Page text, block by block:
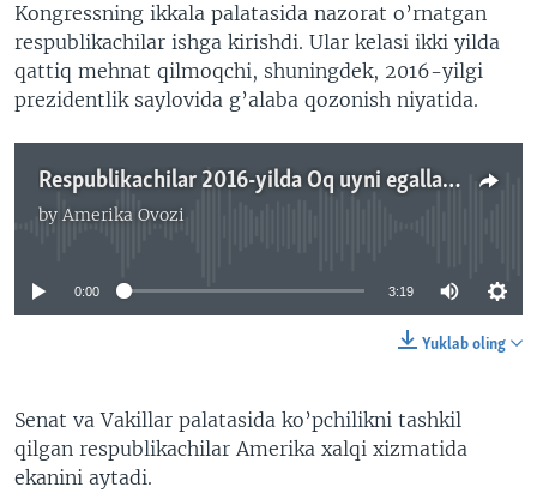
Kongressning ikkala palatasida nazorat o’rnatgan
respublikachilar ishga kirishdi. Ular kelasi ikki yilda
qattiq mehnat qilmoqchi, shuningdek, 2016-yilgi
prezidentlik saylovida g’alaba qozonish niyatida.
Respublikachilar 2016-yilda Oq uyni egallamoqchi - Navbahor Imamova
by Amerika Ovozi
No media source currently available
0:00 3:19
Yuklab oling
Senat va Vakillar palatasida ko’pchilikni tashkil
qilgan respublikachilar Amerika xalqi xizmatida
ekanini aytadi.